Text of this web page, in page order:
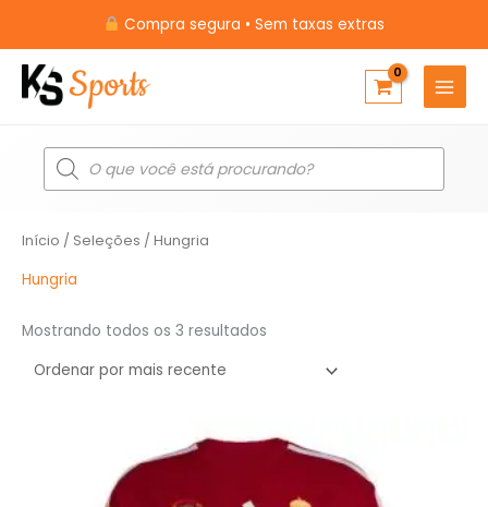
conteúdo
Compra segura • Sem taxas extras
Pesquisar
produtos
Início / Seleções / Hungria
Hungria
Mostrando todos os 3 resultados
original
era:
R$409,99.
preço
atual
R$239,90.